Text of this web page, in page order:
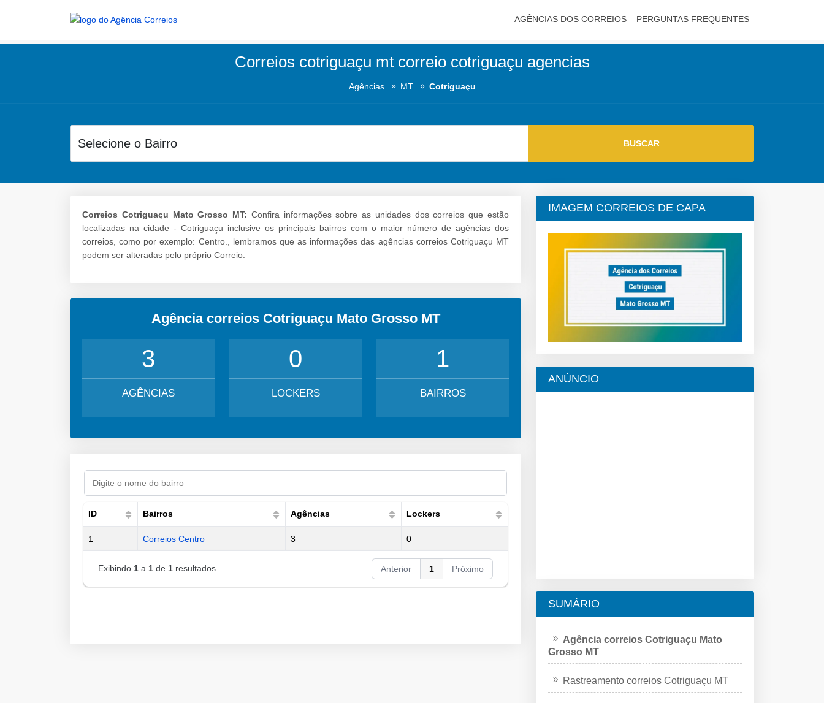
AGÊNCIAS DOS CORREIOS PERGUNTAS FREQUENTES
Correios cotriguaçu mt correio cotriguaçu agencias
Agências MT Cotriguaçu
Correios Cotriguaçu Mato Grosso MT: Confira informações sobre as unidades dos correios que estão
localizadas na cidade - Cotriguaçu inclusive os principais bairros com o maior número de agências dos
correios, como por exemplo: Centro., lembramos que as informações das agências correios Cotriguaçu MT
podem ser alteradas pelo próprio Correio.
Agência correios Cotriguaçu Mato Grosso MT
3
AGÊNCIAS
0
LOCKERS
1
BAIRROS
ID Bairros Agências Lockers
1 Correios Centro 3 0
Exibindo 1 a 1 de 1 resultados Anterior 1 Próximo
IMAGEM CORREIOS DE CAPA
ANÚNCIO
SUMÁRIO
Agência correios Cotriguaçu Mato
Grosso MT
Rastreamento correios Cotriguaçu MT